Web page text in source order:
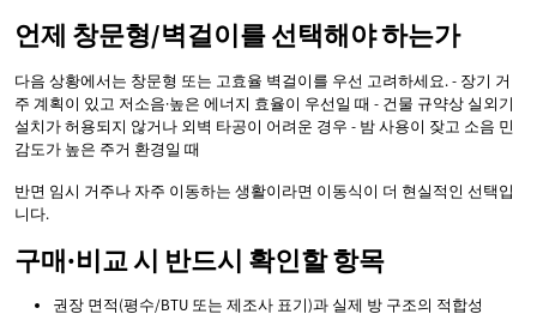
언제 창문형/벽걸이를 선택해야 하는가
다음 상황에서는 창문형 또는 고효율 벽걸이를 우선 고려하세요. - 장기 거
주 계획이 있고 저소음·높은 에너지 효율이 우선일 때 - 건물 규약상 실외기
설치가 허용되지 않거나 외벽 타공이 어려운 경우 - 밤 사용이 잦고 소음 민
감도가 높은 주거 환경일 때
반면 임시 거주나 자주 이동하는 생활이라면 이동식이 더 현실적인 선택입
니다.
구매·비교 시 반드시 확인할 항목
권장 면적(평수/BTU 또는 제조사 표기)과 실제 방 구조의 적합성